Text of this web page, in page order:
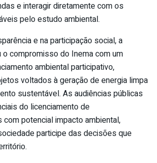
e interagir diretamente com os
pelo estudo ambiental.
e na participação social, a
compromisso do Inema com um
ambiental participativo,
voltados à geração de energia limpa
sustentável. As audiências públicas
do licenciamento de
potencial impacto ambiental,
participe das decisões que